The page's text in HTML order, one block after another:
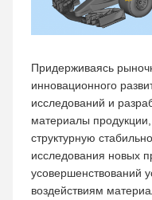
Придерживаясь
инновационного
исследований и
материалы продукции,
структурную
исследования новых
усовершенствований
воздействиям